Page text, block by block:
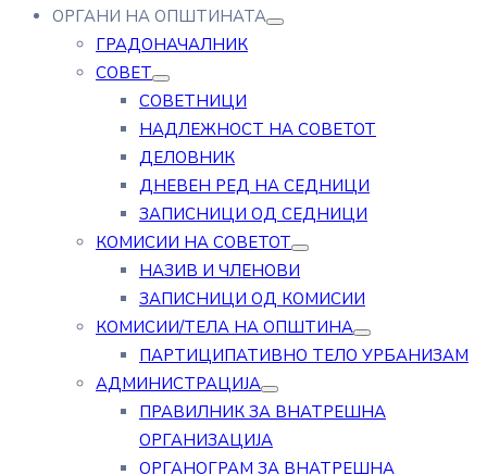
ОРГАНИ НА ОПШТИНАТА
ГРАДОНАЧАЛНИК
СОВЕТ
СОВЕТНИЦИ
НАДЛЕЖНОСТ НА СОВЕТОТ
ДЕЛОВНИК
ДНЕВЕН РЕД НА СЕДНИЦИ
ЗАПИСНИЦИ ОД СЕДНИЦИ
КОМИСИИ НА СОВЕТОТ
НАЗИВ И ЧЛЕНОВИ
ЗАПИСНИЦИ ОД КОМИСИИ
КОМИСИИ/ТЕЛА НА ОПШТИНА
ПАРТИЦИПАТИВНО ТЕЛО УРБАНИЗАМ
АДМИНИСТРАЦИЈА
ПРАВИЛНИК ЗА ВНАТРЕШНА
ОРГАНИЗАЦИЈА
ОРГАНОГРАМ ЗА ВНАТРЕШНА